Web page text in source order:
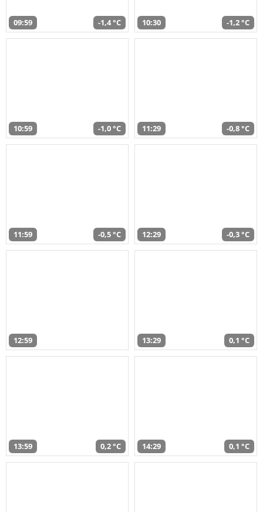
09:59 -1,4 °C 10:30 -1,2 °C
10:59 -1,0 °C 11:29 -0,8 °C
11:59 -0,5 °C 12:29 -0,3 °C
12:59 13:29 0,1 °C
13:59 0,2 °C 14:29 0,1 °C